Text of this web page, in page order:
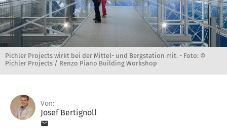
Pichler Projects wirkt bei der Mittel- und Bergstation mit. - Foto: ©
Pichler Projects / Renzo Piano Building Workshop
Von:
Josef Bertignoll